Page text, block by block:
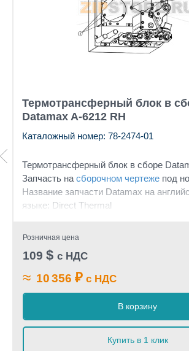
Термотрансферный блок в
Datamax A-6212 RH
Каталожный номер: 78-2474-01
Термотрансферный блок в сборе
Запчасть на сборочном чертеже под
Название запчасти Datamax на
языке: Direct Thermal
Розничная цена
109 $ с НДС
≈ 10 356 ₽ с НДС
В корзину
Купить в 1 клик